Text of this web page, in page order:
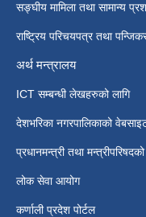
सङ्घीय मामिला तथा सामान्य
राष्ट्रिय परिचयपत्र तथा
अर्थ मन्त्रालय
ICT सम्बन्धी लेखहरुको लागि
देशभरिका नगरपालिकाको
प्रधानमन्त्री तथा
लोक सेवा आयोग
कर्णाली प्रदेश पोर्टल